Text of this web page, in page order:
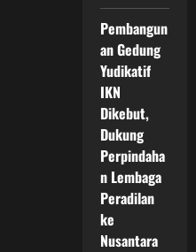
Pembangun
an Gedung
Yudikatif
IKN
Dikebut,
Dukung
Perpindaha
n Lembaga
Peradilan
ke
Nusantara